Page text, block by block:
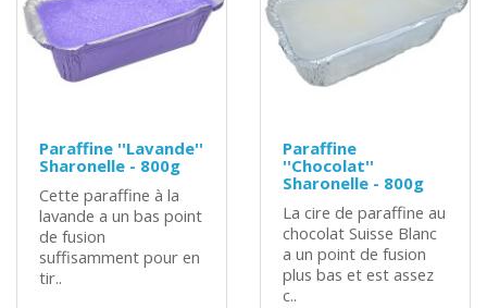
Paraffine ''Lavande''
Sharonelle - 800g
Cette paraffine à la
lavande a un bas point
de fusion
suffisamment pour en
tir..
Paraffine
''Chocolat''
Sharonelle - 800g
La cire de paraffine au
chocolat Suisse Blanc
a un point de fusion
plus bas et est assez
c..